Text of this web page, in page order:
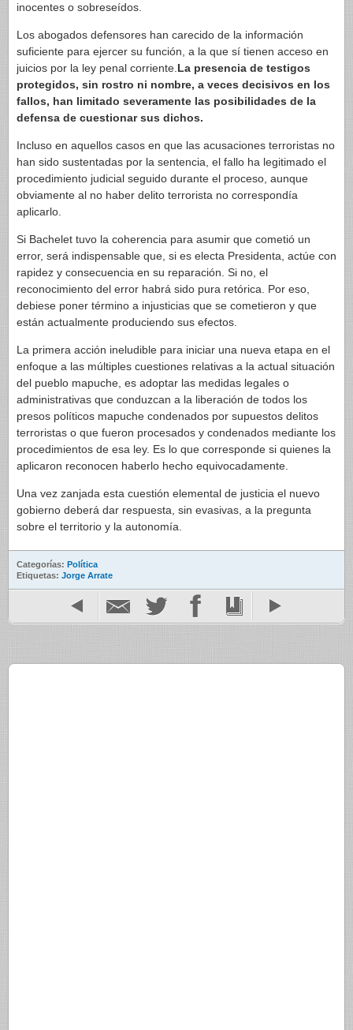
inocentes o sobreseídos.
Los abogados defensores han carecido de la información
suficiente para ejercer su función, a la que sí tienen acceso en
juicios por la ley penal corriente. La presencia de testigos
protegidos, sin rostro ni nombre, a veces decisivos en los
fallos, han limitado severamente las posibilidades de la
defensa de cuestionar sus dichos.
Incluso en aquellos casos en que las acusaciones terroristas no
han sido sustentadas por la sentencia, el fallo ha legitimado el
procedimiento judicial seguido durante el proceso, aunque
obviamente al no haber delito terrorista no correspondía
aplicarlo.
Si Bachelet tuvo la coherencia para asumir que cometió un
error, será indispensable que, si es electa Presidenta, actúe con
rapidez y consecuencia en su reparación. Si no, el
reconocimiento del error habrá sido pura retórica. Por eso,
debiese poner término a injusticias que se cometieron y que
están actualmente produciendo sus efectos.
La primera acción ineludible para iniciar una nueva etapa en el
enfoque a las múltiples cuestiones relativas a la actual situación
del pueblo mapuche, es adoptar las medidas legales o
administrativas que conduzcan a la liberación de todos los
presos políticos mapuche condenados por supuestos delitos
terroristas o que fueron procesados y condenados mediante los
procedimientos de esa ley. Es lo que corresponde si quienes la
aplicaron reconocen haberlo hecho equivocadamente.
Una vez zanjada esta cuestión elemental de justicia el nuevo
gobierno deberá dar respuesta, sin evasivas, a la pregunta
sobre el territorio y la autonomía.
Categorías: Política
Etiquetas: Jorge Arrate